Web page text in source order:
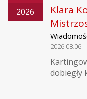
2026
Klara
2026.08.06
dobiegły